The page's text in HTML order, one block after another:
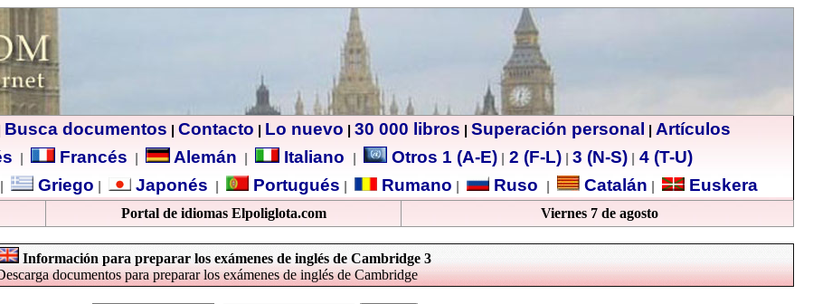
Busca documentos Contacto Lo nuevo 30 000 libros Superación personal
Artículos
Francés Alemán Italiano Otros 1 (A-E) 2 (F-L) 3 (N-S)
4 (T-U)
Griego Japonés Portugués Rumano Ruso Catalán Euskera
Portal de idiomas Elpoliglota.com Viernes 7 de agosto
Información para preparar los exámenes de inglés de Cambridge 3
documentos para preparar los exámenes de inglés de Cambridge